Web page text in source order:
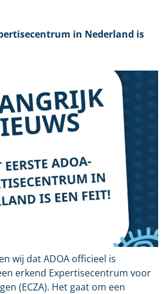
in Nederland is
wij dat ADOA officieel is
erkend Expertisecentrum voor
(ECZA). Het gaat om een